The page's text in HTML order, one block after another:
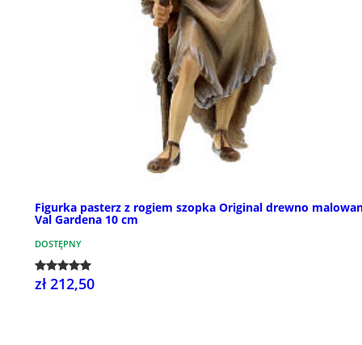
Figurka pasterz z rogiem szopka Original drewno
Val Gardena 10 cm
DOSTĘPNY
zł 212,50